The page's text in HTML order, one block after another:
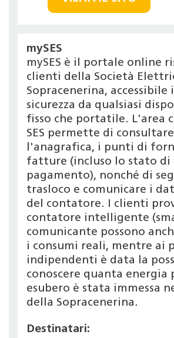
mySES
mySES è il portale online
clienti della Società
Sopracenerina,
sicurezza da qualsiasi
fisso che portatile. L'area
SES permette di consultare
l'anagrafica, i punti di
fatture (incluso lo stato di
pagamento), nonché di
trasloco e comunicare i
del contatore. I clienti
contatore intelligente
comunicante possono
i consumi reali, mentre ai
indipendenti è data la
conoscere quanta
esubero è stata immessa
della Sopracenerina.
Destinatari: